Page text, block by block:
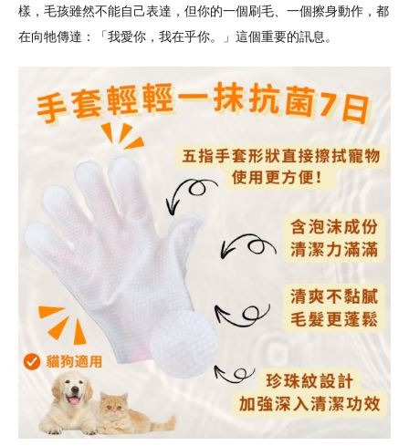
樣，毛孩雖然不能自己表達，但你的一個刷毛、一個擦身動作，都
在向牠傳達：「我愛你，我在乎你。」這個重要的訊息。